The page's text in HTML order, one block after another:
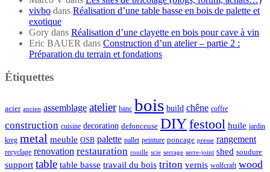
vivbo dans Réalisation d’une table basse en bois de palette et
exotique
Gory dans Réalisation d’une clayette en bois pour cave à vin
Eric BAUER dans Construction d’un atelier – partie 2 :
Préparation du terrain et fondations
Étiquettes
acier ancien assemblage atelier banc bois build chêne coffre
construction cuisine decoration defonceuse DIYfestool huile jardin
kreg metal meuble OSB palette pallet peinture poncage presse rangement
recyclage renovation restauration rouille scie serrage serre-joint shed soudure
support table table basse travail du bois triton vernis wolfcraft wood